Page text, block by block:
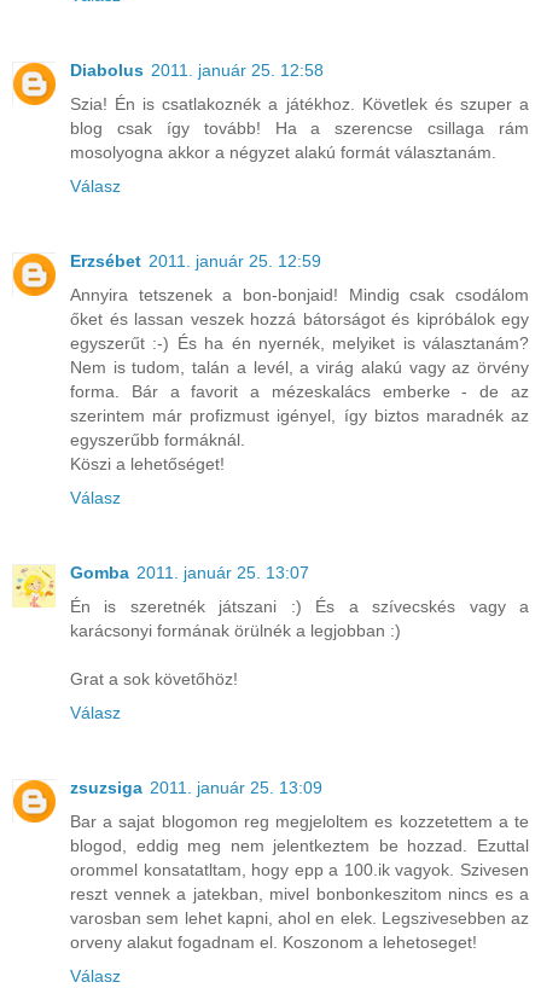
Diabolus 2011. január 25. 12:58
Szia! Én is csatlakoznék a játékhoz. Követlek és szuper a
blog csak így tovább! Ha a szerencse csillaga rám
mosolyogna akkor a négyzet alakú formát választanám.
Válasz
Erzsébet 2011. január 25. 12:59
Annyira tetszenek a bon-bonjaid! Mindig csak csodálom
őket és lassan veszek hozzá bátorságot és kipróbálok egy
egyszerűt :-) És ha én nyernék, melyiket is választanám?
Nem is tudom, talán a levél, a virág alakú vagy az örvény
forma. Bár a favorit a mézeskalács emberke - de az
szerintem már profizmust igényel, így biztos maradnék az
egyszerűbb formáknál.
Köszi a lehetőséget!
Válasz
Gomba 2011. január 25. 13:07
Én is szeretnék játszani :) És a szívecskés vagy a
karácsonyi formának örülnék a legjobban :)
Grat a sok követőhöz!
Válasz
zsuzsiga 2011. január 25. 13:09
Bar a sajat blogomon reg megjeloltem es kozzetettem a te
blogod, eddig meg nem jelentkeztem be hozzad. Ezuttal
orommel konsatatltam, hogy epp a 100.ik vagyok. Szivesen
reszt vennek a jatekban, mivel bonbonkeszitom nincs es a
varosban sem lehet kapni, ahol en elek. Legszivesebben az
orveny alakut fogadnam el. Koszonom a lehetoseget!
Válasz